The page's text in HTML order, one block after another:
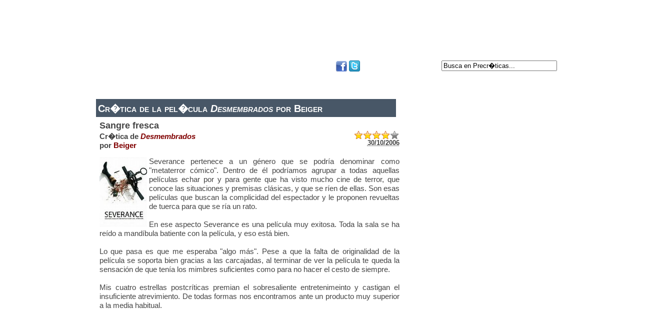
Cr�tica de la pel�cula Desmembrados por Beiger
Sangre fresca
30/10/2006
Cr�tica de Desmembrados
por Beiger
Severance pertenece a un género que se podría denominar como
"metaterror cómico". Dentro de él podríamos agrupar a todas aquellas
películas echar por y para gente que ha visto mucho cine de terror, que
conoce las situaciones y premisas clásicas, y que se ríen de ellas. Son esas
películas que buscan la complicidad del espectador y le proponen revueltas
de tuerca para que se ría un rato.
En ese aspecto Severance es una película muy exitosa. Toda la sala se ha
reído a mandíbula batiente con la película, y eso está bien.
Lo que pasa es que me esperaba "algo más". Pese a que la falta de originalidad de la
película se soporta bien gracias a las carcajadas, al terminar de ver la película te queda la
sensación de que tenía los mimbres suficientes como para no hacer el cesto de siempre.
Mis cuatro estrellas postcríticas premian el sobresaliente entretenimeinto y castigan el
insuficiente atrevimiento. De todas formas nos encontramos ante un producto muy superior
a la media habitual.